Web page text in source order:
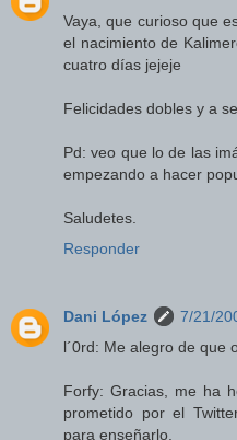
Vaya, que curioso que
el nacimiento de
cuatro días jejeje
Felicidades dobles y a
Pd: veo que lo de las
empezando a hacer
Saludetes.
Responder
Dani López
7/21/
l´0rd: Me alegro de que
Forfy: Gracias, me ha
prometido por el
para enseñarlo.